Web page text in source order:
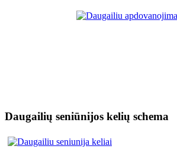
Daugailių seniūnijos kelių schema